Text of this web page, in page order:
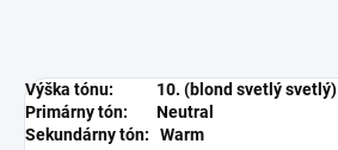
Výška tónu: 10. (blond svetlý svetlý)
Primárny tón: Neutral
Sekundárny tón: Warm